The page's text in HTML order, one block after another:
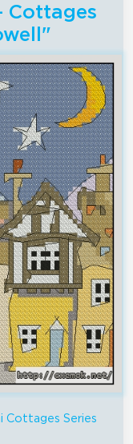
Cottages
Cottages Series